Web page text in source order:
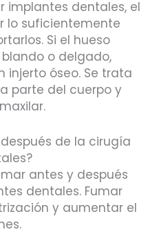
implantes dentales, el
lo suficientemente
Si el hueso
o delgado,
injerto óseo. Se trata
parte del cuerpo y
de la cirugía
antes y después
dentales. Fumar
y aumentar el